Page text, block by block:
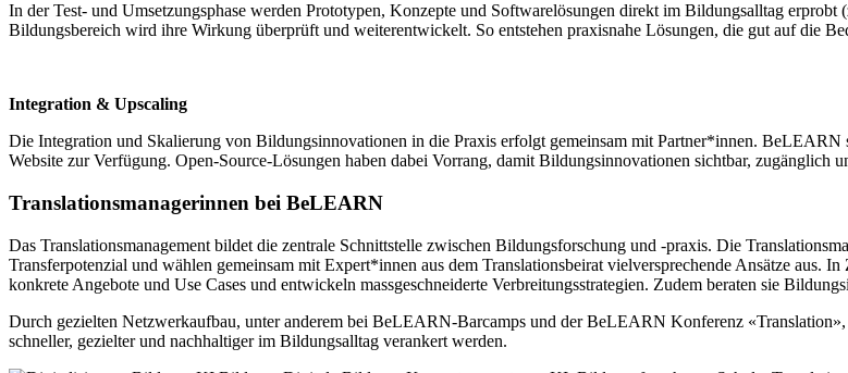
In der Test- und Umsetzungsphase werden Prototypen, Konzepte und Softwarelösungen direkt im Bildungsalltag erprobt
Bildungsbereich wird ihre Wirkung überprüft und weiterentwickelt. So entstehen praxisnahe Lösungen, die gut auf die
Integration & Upscaling
Die Integration und Skalierung von Bildungsinnovationen in die Praxis erfolgt gemeinsam mit Partner*innen.
Website zur Verfügung. Open-Source-Lösungen haben dabei Vorrang, damit Bildungsinnovationen sichtbar, zugänglich
Translationsmanagerinnen bei BeLEARN
Das Translationsmanagement bildet die zentrale Schnittstelle zwischen Bildungsforschung und -praxis. Die
Transferpotenzial und wählen gemeinsam mit Expert*innen aus dem Translationsbeirat vielversprechende Ansätze aus.
konkrete Angebote und Use Cases und entwickeln massgeschneiderte Verbreitungsstrategien. Zudem beraten sie
Durch gezielten Netzwerkaufbau, unter anderem bei BeLEARN-Barcamps und der BeLEARN Konferenz
schneller, gezielter und nachhaltiger im Bildungsalltag verankert werden.